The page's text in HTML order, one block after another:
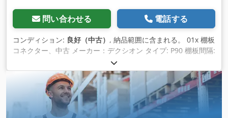
問い合わせる 電話する
コンディション: 良好（中古） , 納品範囲に含まれる。 01x 棚板
コネクター、中古 メーカー：デクシオン タイプ: P90 棚板間隔:
約300mm 全長: 約380 mm 断面: U 51 x 25 mm Cedpfxsi Enw
Sj Ammorf 材質色：センジミール亜鉛メッキ 重量：0.47 kg｜
個数：1個